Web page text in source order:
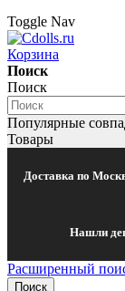
Toggle Nav
Корзина
Поиск
Поиск
Популярные
Товары
Доставка по
Нашли
Расширенный
Поиск